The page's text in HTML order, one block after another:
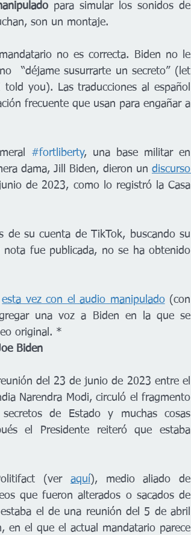
para simular los sonidos de
son un montaje.
no es correcta. Biden no le
“déjame susurrarte un secreto” (let
you). Las traducciones al español
frecuente que usan para engañar a
#fortliberty, una base militar en
dama, Jill Biden, dieron un discurso
de 2023, como lo registró la Casa
de su cuenta de TikTok, buscando su
fue publicada, no se ha obtenido
esta vez con el audio manipulado (con
una voz a Biden en la que se
original. *
Biden
del 23 de junio de 2023 entre el
Narendra Modi, circuló el fragmento
de Estado y muchas cosas
el Presidente reiteró que estaba
(ver aquí
que fueron alterados o sacados de
el de una reunión del 5 de abril
en el que el actual mandatario parece